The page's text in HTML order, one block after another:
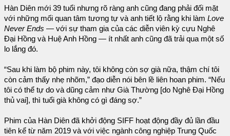
Hàn Diên mới 39 tuổi nhưng rõ ràng anh cũng đang phải đối mặt
với những mối quan tâm tương tự và anh tiết lộ rằng khi làm Love
Never Ends — với sự tham gia của các diễn viên kỳ cựu Nghê
Đại Hồng và Huệ Anh Hồng — ít nhất anh cũng đã trải qua một số
lo lắng đó.
“Sau khi làm bộ phim này, tôi không còn sợ già nữa, thậm chí tôi
còn cảm thấy nhẹ nhõm,” đạo diễn nói bên lề liên hoan phim. “Nếu
tôi có thể tự do và dũng cảm như Già Thường [do Nghê Đại Hồng
thủ vai], thì tuổi già không có gì đáng sợ.”
Phim của Hàn Diên đã khởi động SIFF hoạt động đầy đủ lần đầu
tiên kể từ năm 2019 và với việc ngành công nghiệp Trung Quốc